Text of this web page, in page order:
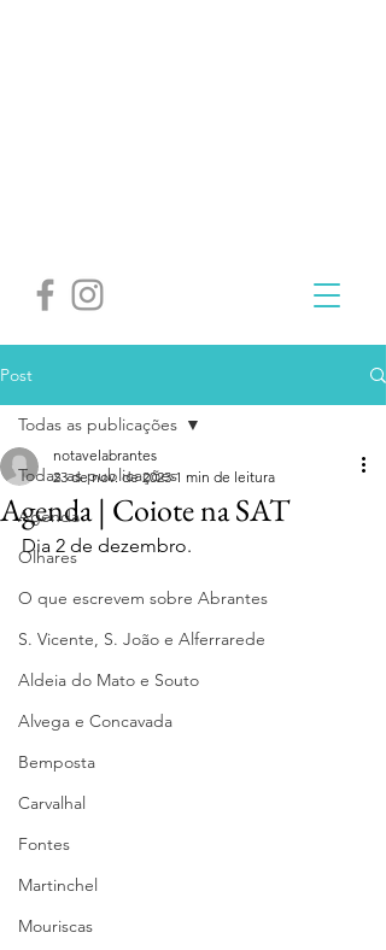
Post
Todas as publicações
Agenda
Olhares
O que escrevem sobre Abrantes
S. Vicente, S. João e Alferrarede
Aldeia do Mato e Souto
Alvega e Concavada
Bemposta
Carvalhal
Fontes
Martinchel
Mouriscas
Todas as publicações
Agenda | Coiote na SAT
notavelabrantes
23 de nov. de 2023 1 min de leitura
Dia 2 de dezembro.